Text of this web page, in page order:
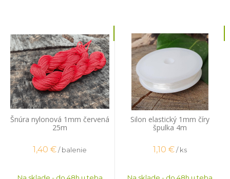
Šnúra nylonová 1mm červená
25m
1,40 €/ balenie
Na sklade - do 48h u teba
Silon elastický 1mm číry
špulka 4m
1,10 €/ ks
Na sklade - do 48h u teba